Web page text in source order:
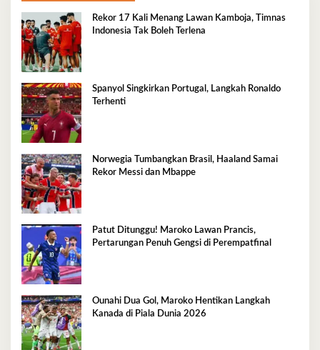
Rekor 17 Kali Menang Lawan Kamboja, Timnas
Indonesia Tak Boleh Terlena
Spanyol Singkirkan Portugal, Langkah Ronaldo
Terhenti
Norwegia Tumbangkan Brasil, Haaland Samai
Rekor Messi dan Mbappe
Patut Ditunggu! Maroko Lawan Prancis,
Pertarungan Penuh Gengsi di Perempatfinal
Ounahi Dua Gol, Maroko Hentikan Langkah
Kanada di Piala Dunia 2026